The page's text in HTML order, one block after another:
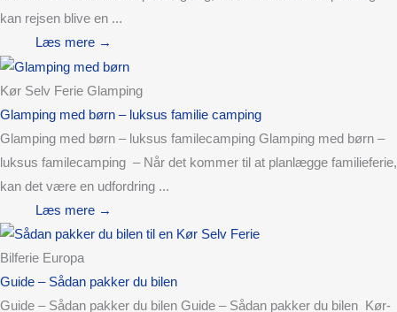
kan rejsen blive en ...
Læs mere →
Kør Selv Ferie Glamping
Glamping med børn – luksus familie camping
Glamping med børn – luksus familecamping Glamping med børn –
luksus familecamping – Når det kommer til at planlægge familieferie,
kan det være en udfordring ...
Læs mere →
Bilferie Europa
Guide – Sådan pakker du bilen
Guide – Sådan pakker du bilen Guide – Sådan pakker du bilen Kør-